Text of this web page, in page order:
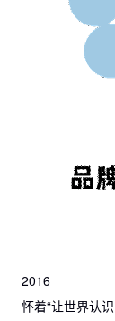
2016
怀着“让世界认